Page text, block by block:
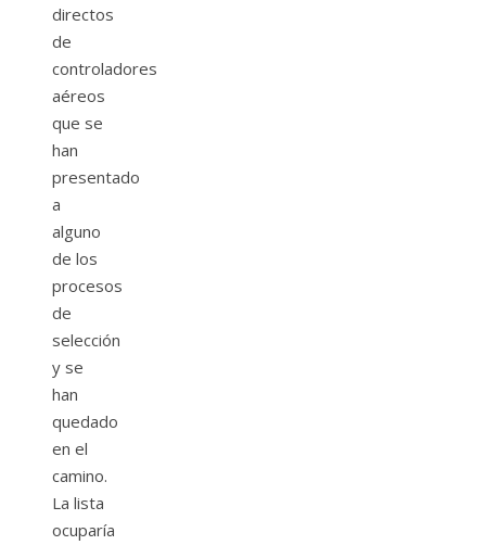
directos
de
controladores
aéreos
que se
han
presentado
a
alguno
de los
procesos
de
selección
y se
han
quedado
en el
camino.
La lista
ocuparía